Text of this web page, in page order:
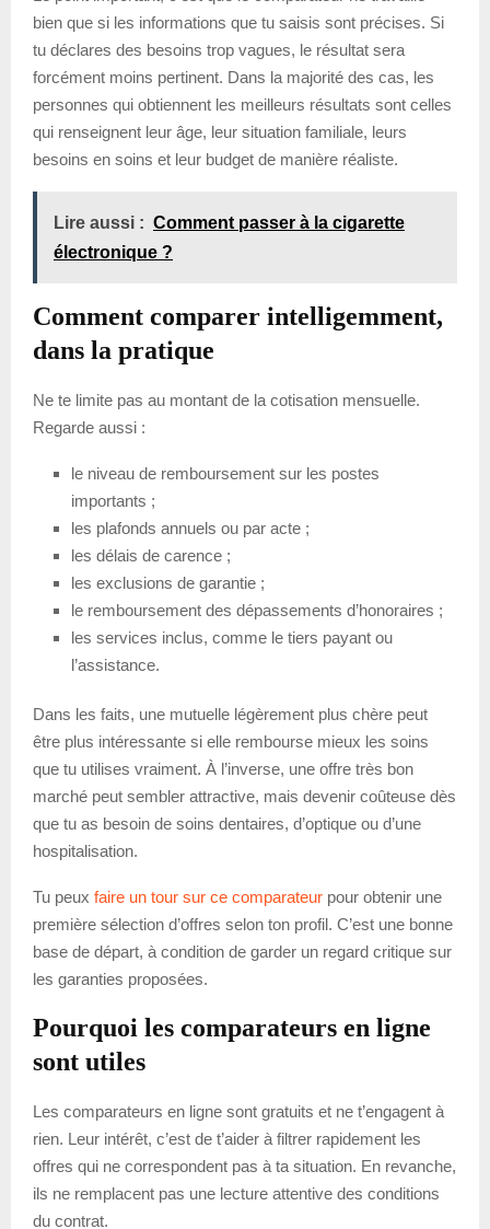
bien que si les informations que tu saisis sont précises. Si
tu déclares des besoins trop vagues, le résultat sera
forcément moins pertinent. Dans la majorité des cas, les
personnes qui obtiennent les meilleurs résultats sont celles
qui renseignent leur âge, leur situation familiale, leurs
besoins en soins et leur budget de manière réaliste.
Lire aussi : Comment passer à la cigarette
électronique ?
Comment comparer intelligemment,
dans la pratique
Ne te limite pas au montant de la cotisation mensuelle.
Regarde aussi :
le niveau de remboursement sur les postes
importants ;
les plafonds annuels ou par acte ;
les délais de carence ;
les exclusions de garantie ;
le remboursement des dépassements d’honoraires ;
les services inclus, comme le tiers payant ou
l’assistance.
Dans les faits, une mutuelle légèrement plus chère peut
être plus intéressante si elle rembourse mieux les soins
que tu utilises vraiment. À l’inverse, une offre très bon
marché peut sembler attractive, mais devenir coûteuse dès
que tu as besoin de soins dentaires, d’optique ou d’une
hospitalisation.
Tu peux faire un tour sur ce comparateur pour obtenir une
première sélection d’offres selon ton profil. C’est une bonne
base de départ, à condition de garder un regard critique sur
les garanties proposées.
Pourquoi les comparateurs en ligne
sont utiles
Les comparateurs en ligne sont gratuits et ne t’engagent à
rien. Leur intérêt, c’est de t’aider à filtrer rapidement les
offres qui ne correspondent pas à ta situation. En revanche,
ils ne remplacent pas une lecture attentive des conditions
du contrat.